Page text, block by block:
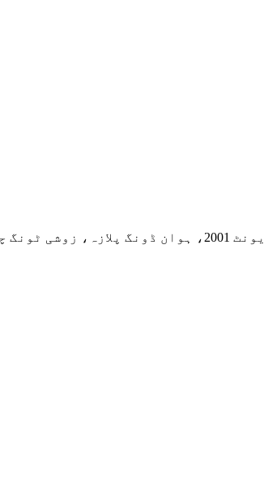
یونٹ 2001، ہوان ڈونگ پلازہ، زوشی ٹونگ چوانگ، نمبر 418 ہوانشی ایسٹ روڈ، یوکسیو ڈسٹرکٹ، گوانگزو، چین